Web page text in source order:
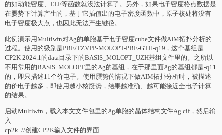
的如动能密度、ELF等函数就没法计算了。另外，如果电子密度格点数据是
在赝势下计算产生的，基于它插值出的电子密度函数中，原子核处将没有
电子密度极大点，也因此无法产生键径。
此例演示用Multiwfn对Ag的单胞基于电子密度cube文件做AIM拓扑分析的
过程。使用的级别是PBE/TZVPP-MOLOPT-PBE-GTH-q19，这个基组是
CP2K 2024.1的data目录下的BASIS_MOLOPT_UZH基组文件里的。之所以
不用常用的BASIS_MOLOPT里的Ag的基组，在于那里面Ag的基组都是-q11
的，即只描述11个价电子。使用赝势的情况下做AIM拓扑分析时，被描述
的价电子越多，即使用越小核赝势，结果越准确、越可能接近全电子计算
的结果。
启动Multiwfn，载入本文文件包里的Ag单胞的晶体结构文件Ag.cif，然后输
入
cp2k //创建CP2K输入文件的界面